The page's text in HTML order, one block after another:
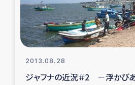
2013.08.28
ジャフナの近況＃2 －浮かび